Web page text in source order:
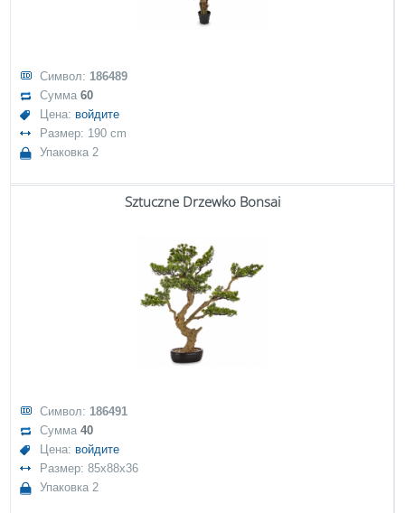
Символ: 186489
Сумма60
Цена: войдите
Размер: 190 cm
Упаковка 2
Sztuczne Drzewko Bonsai
Символ: 186491
Сумма40
Цена: войдите
Размер: 85x88x36
Упаковка 2